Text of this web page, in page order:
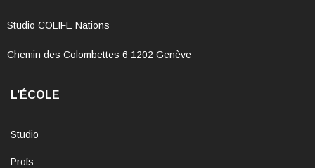
Studio COLIFE Nations
Chemin des Colombettes 6 1202 Genève
L’ÉCOLE
Studio
Profs